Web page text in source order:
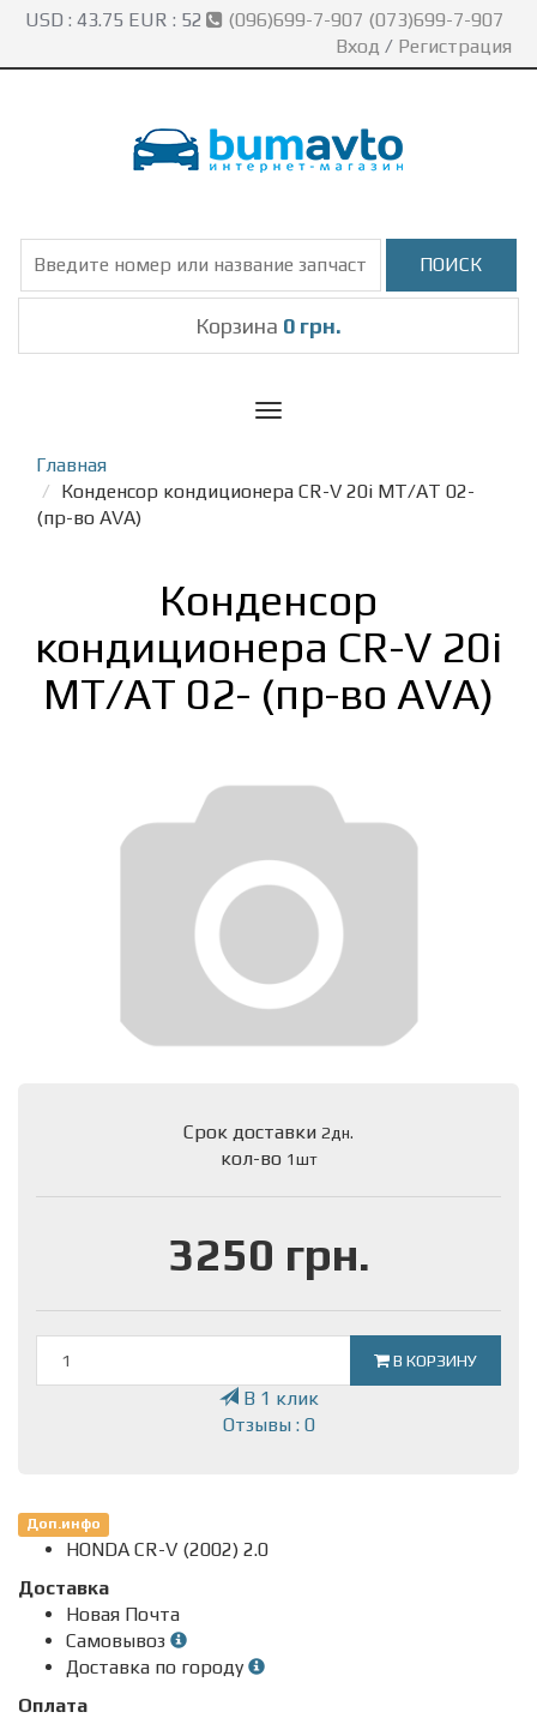
USD : 43.75 EUR : 52
(096)699-7-907 (073)699-7-907
Вход / Регистрация
Корзина 0 грн.
Toggle
Главная
Конденсор кондиционера CR-V 20i MT/AT 02-
(пр-во AVA)
Конденсор
кондиционера CR-V 20i
MT/AT 02- (пр-во AVA)
Срок доставки 2дн.
кол-во 1шт
3250 грн.
В КОРЗИНУ
В 1 клик
Отзывы : 0
Доп.инфо
HONDA CR-V (2002) 2.0
Доставка
Новая Почта
Самовывоз
Доставка по городу
Оплата